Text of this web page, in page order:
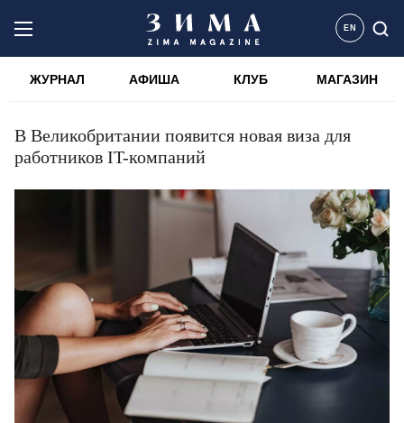
EN
ЖУРНАЛ АФИША КЛУБ МАГАЗИН
В Великобритании появится новая виза для
работников IT-компаний